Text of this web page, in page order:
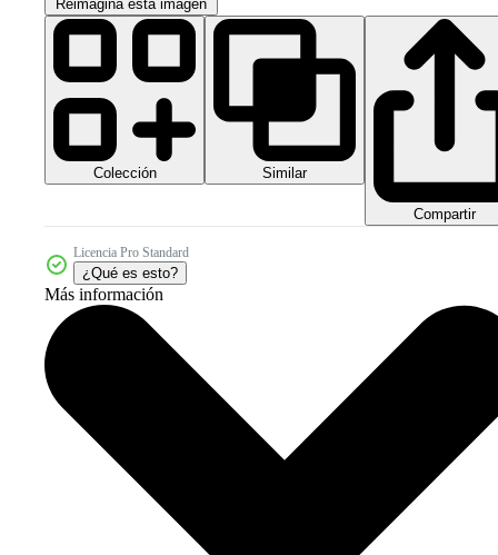
Reimagina esta imagen
Colección Similar
Compartir
Licencia Pro Standard
¿Qué es esto?
Más información